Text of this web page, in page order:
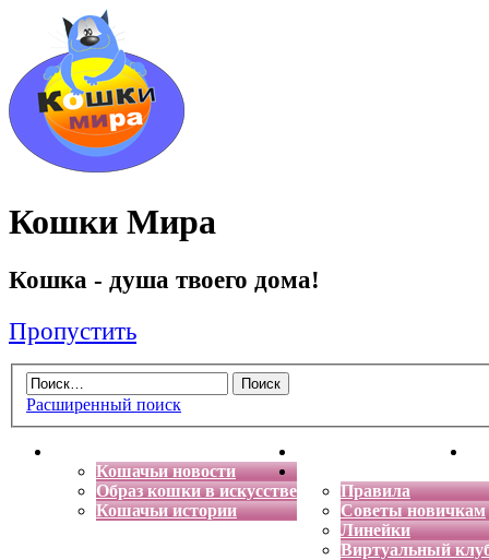
Кошки Мира
Кошка - душа твоего дома!
Пропустить
Расширенный поиск
Кошачьи новости
Образ кошки в искусстве
Кошачьи истории
Энциклопедия кошек
Правила
Советы новичкам
Линейки
Виртуальный